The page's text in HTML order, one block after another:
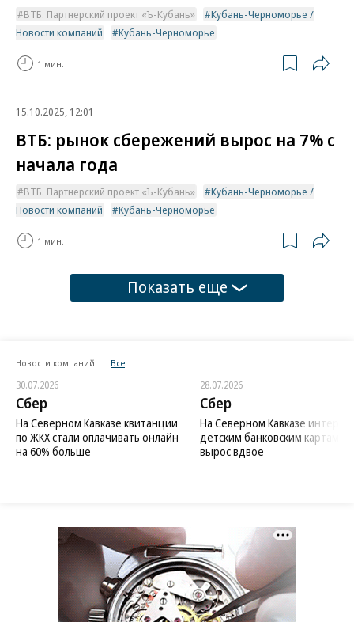
ВТБ. Партнерский проект «Ъ-Кубань»
Кубань-Черноморье /
Новости компаний
Кубань-Черноморье
1 мин.
15.10.2025, 12:01
ВТБ: рынок сбережений вырос на 7% с
начала года
ВТБ. Партнерский проект «Ъ-Кубань»
Кубань-Черноморье /
Новости компаний
Кубань-Черноморье
1 мин.
Показать еще
Новости компаний Все
30.07.2026
Сбер
На Северном Кавказе квитанции
по ЖКХ стали оплачивать онлайн
на 60% больше
28.07.2026
Сбер
На Северном Кавказе интерес
детским банковским картам
вырос вдвое